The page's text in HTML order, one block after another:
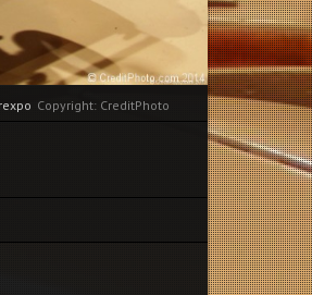
Copyright: CreditPhoto